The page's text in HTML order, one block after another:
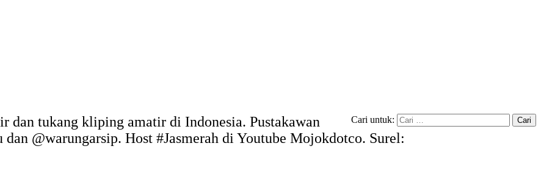
Cari untuk:
dan tukang kliping amatir di Indonesia. Pustakawan
@warungarsip. Host #Jasmerah di Youtube Mojokdotco. Surel: